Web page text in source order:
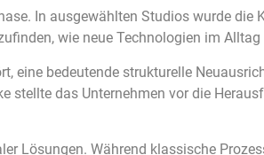
In ausgewählten Studios wurde die
wie neue Technologien im
eine bedeutende strukturelle
stellte das Unternehmen vor die
Lösungen. Während klassische